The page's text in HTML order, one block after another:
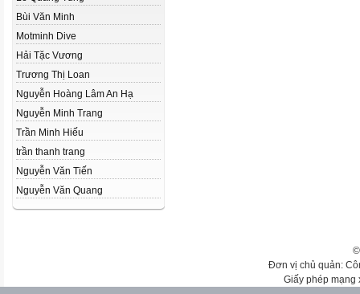
Bùi Văn Minh
Motminh Dive
Hải Tặc Vương
Trương Thị Loan
Nguyễn Hoàng Lâm An Hạ
Nguyễn Minh Trang
Trần Minh Hiếu
trần thanh trang
Nguyễn Văn Tiến
Nguyễn Văn Quang
Đơn vị chủ quản:
Giấy phép mạng